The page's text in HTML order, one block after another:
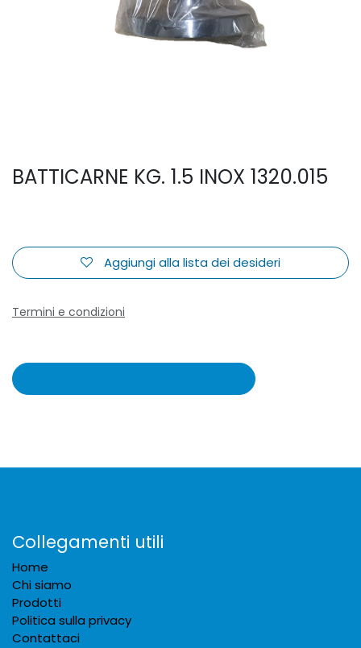
BATTICARNE KG. 1.5 INOX 1320.015
Aggiungi alla lista dei desideri
Termini e condizioni
Collegamenti utili
Home
Chi siamo
Prodotti
Politica sulla privacy
Contattaci